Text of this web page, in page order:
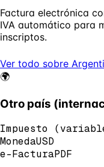
Factura electrónica
IVA automático para
inscriptos.
Ver todo sobre
🌍
Otro país
Impuesto (
MonedaUSD
e-FacturaPDF